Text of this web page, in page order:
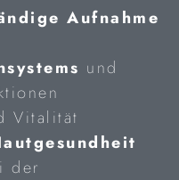
Aufnahme
und
Vitalität
der